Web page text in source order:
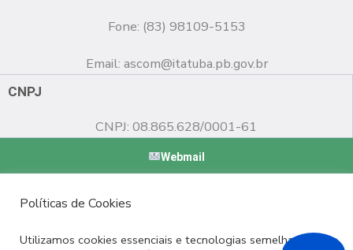
Fone: (83) 98109-5153
Email: ascom@itatuba.pb.gov.br
CNPJ
CNPJ: 08.865.628/0001-61
Webmail
Políticas de Cookies
Utilizamos cookies essenciais e tecnologias semelhantes de